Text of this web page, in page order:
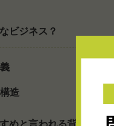
ビジネス？
造